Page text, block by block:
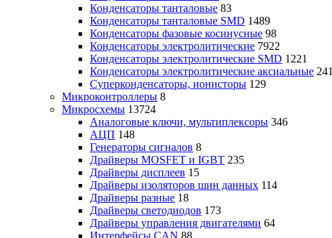
Конденсаторы танталовые 83
Конденсаторы танталовые SMD 1489
Конденсаторы фазовые косинусные 98
Конденсаторы электролитические 7922
Конденсаторы электролитические SMD 1221
Конденсаторы электролитические аксиальные 241
Суперконденсаторы, ионисторы 129
Микроконтроллеры 8
Микросхемы 13724
Аналоговые ключи, мультиплексоры 346
АЦП 148
Генераторы сигналов 8
Драйверы MOSFET и IGBT 235
Драйверы дисплеев 15
Драйверы изоляторов шин данных 114
Драйверы разные 18
Драйверы светодиодов 173
Драйверы управления двигателями 64
Интерфейсы CAN 88